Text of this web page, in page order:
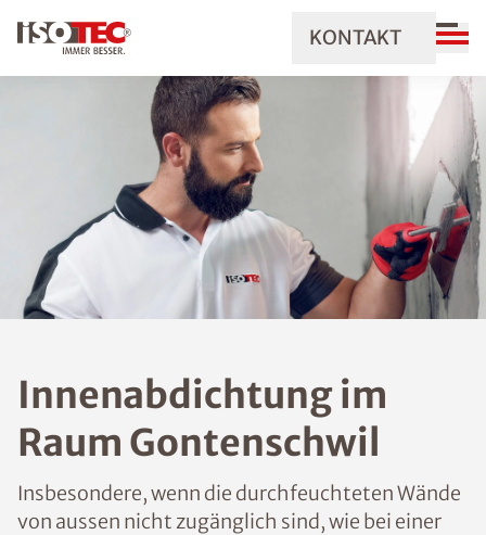
KONTAKT
Innenabdichtung im
Raum Gontenschwil
Insbesondere, wenn die durchfeuchteten Wände
von aussen nicht zugänglich sind, wie bei einer